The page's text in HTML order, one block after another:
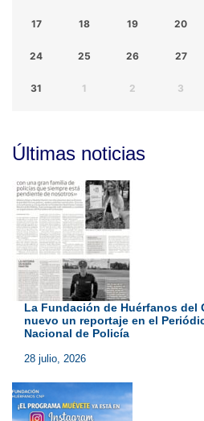
17 18 19 20
24 25 26 27
31 1 2 3
Últimas noticias
La Fundación de Huérfanos del
nuevo un reportaje en el
Nacional de Policía
28 julio, 2026